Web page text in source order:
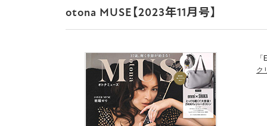
otona MUSE【2023年11月号】
ク